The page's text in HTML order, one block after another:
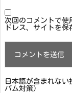
次回のコメントで使
ドレス、サイトを保
日本語が含まれな
パム対策）